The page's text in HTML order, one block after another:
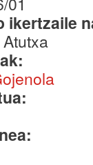
ikertzaile